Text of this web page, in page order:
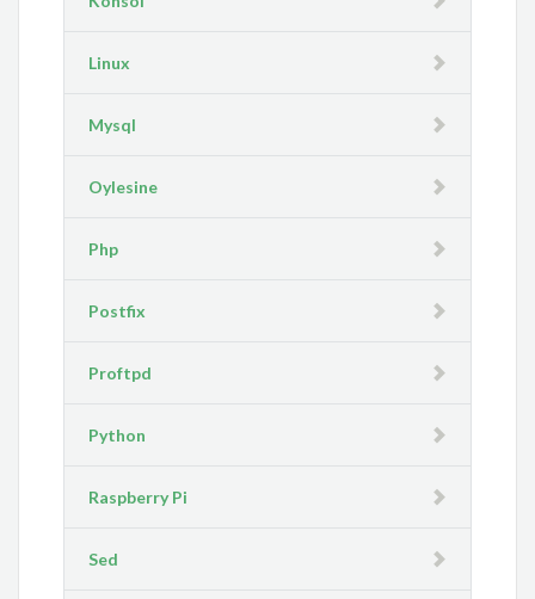
Linux
Mysql
Oylesine
Php
Postfix
Proftpd
Python
Raspberry Pi
Sed